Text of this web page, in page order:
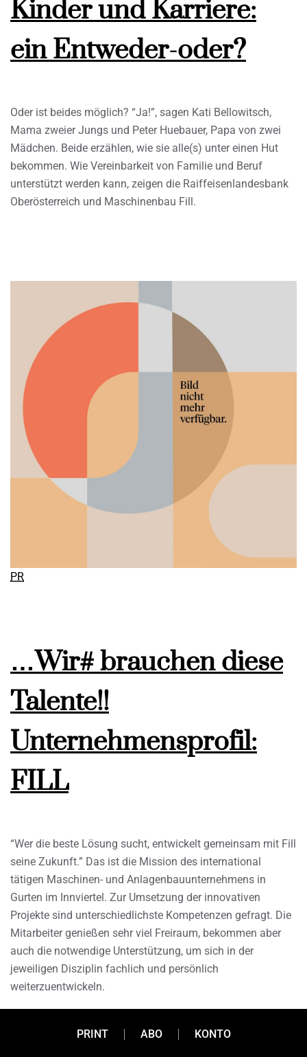
Kinder und Karriere:
ein Entweder-oder?
Oder ist beides möglich? “Ja!”, sagen Kati Bellowitsch,
Mama zweier Jungs und Peter Huebauer, Papa von zwei
Mädchen. Beide erzählen, wie sie alle(s) unter einen Hut
bekommen. Wie Vereinbarkeit von Familie und Beruf
unterstützt werden kann, zeigen die Raiffeisenlandesbank
Oberösterreich und Maschinenbau Fill.
PR
…Wir# brauchen diese
Talente!!
Unternehmensprofil:
FILL
“Wer die beste Lösung sucht, entwickelt gemeinsam mit Fill
seine Zukunft.” Das ist die Mission des international
tätigen Maschinen- und Anlagenbauunternehmens in
Gurten im Innviertel. Zur Umsetzung der innovativen
Projekte sind unterschiedlichste Kompetenzen gefragt. Die
Mitarbeiter genießen sehr viel Freiraum, bekommen aber
auch die notwendige Unterstützung, um sich in der
jeweiligen Disziplin fachlich und persönlich
weiterzuentwickeln.
PRINT ABO KONTO